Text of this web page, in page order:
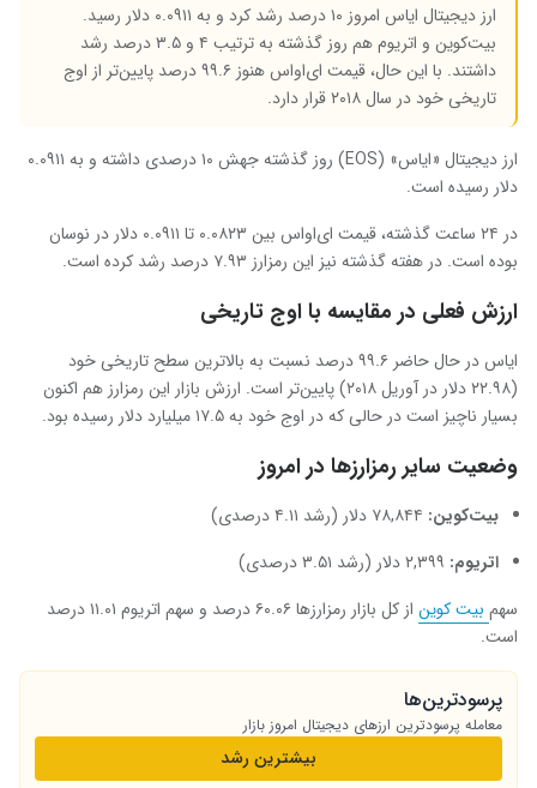
ارز دیجیتال ایاس امروز ۱۰ درصد رشد کرد و به ۰.۰۹۱۱ دلار رسید.
بیت‌کوین و اتریوم هم روز گذشته به ترتیب ۴ و ۳.۵ درصد رشد
داشتند. با این حال، قیمت ای‌اواس هنوز ۹۹.۶ درصد پایین‌تر از اوج
تاریخی خود در سال ۲۰۱۸ قرار دارد.
ارز دیجیتال «ایاس» (EOS) روز گذشته جهش ۱۰ درصدی داشته و به ۰.۰۹۱۱
دلار رسیده است.
در ۲۴ ساعت گذشته، قیمت ای‌اواس بین ۰.۰۸۲۳ تا ۰.۰۹۱۱ دلار در نوسان
بوده است. در هفته گذشته نیز این رمزارز ۷.۹۳ درصد رشد کرده است.
ارزش فعلی در مقایسه با اوج تاریخی
ایاس در حال حاضر ۹۹.۶ درصد نسبت به بالاترین سطح تاریخی خود
(۲۲.۹۸ دلار در آوریل ۲۰۱۸) پایین‌تر است. ارزش بازار این رمزارز هم اکنون
بسیار ناچیز است در حالی که در اوج خود به ۱۷.۵ میلیارد دلار رسیده بود.
وضعیت سایر رمزارزها در امروز
بیت‌کوین:
اتریوم:
سهم بیت‌ کوین
از کل بازار رمزارزها ۶۰.۰۶ درصد و سهم اتریوم ۱۱.۰۱ درصد
است.
پرسودترین‌ها
معامله پرسودترین ارزهای دیجیتال امروز بازار
بیشترین رشد